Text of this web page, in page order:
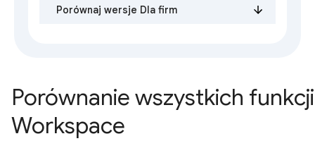
Porównaj wersje Dla firm
Porównanie wszystkich funkcji
Workspace